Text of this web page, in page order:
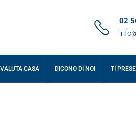
02
VALUTA CASA DICONO DI NOI TI